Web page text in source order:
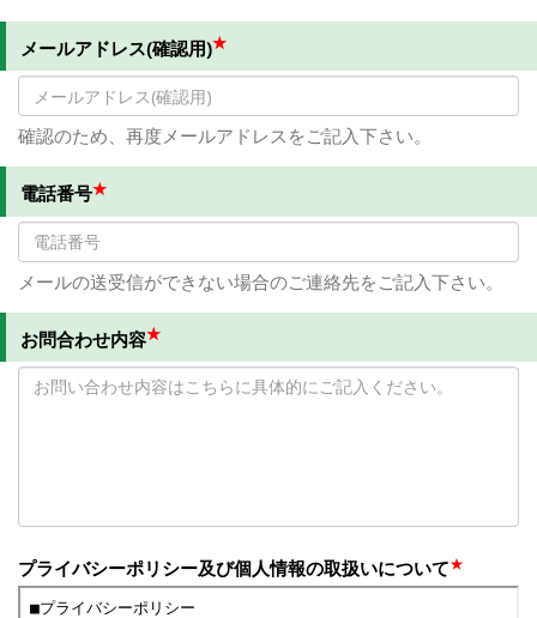
メールアドレス(確認用)★
確認のため、再度メールアドレスをご記入下さい。
電話番号★
メールの送受信ができない場合のご連絡先をご記入下さい。
お問合わせ内容★
プライバシーポリシー及び個人情報の取扱いについて★